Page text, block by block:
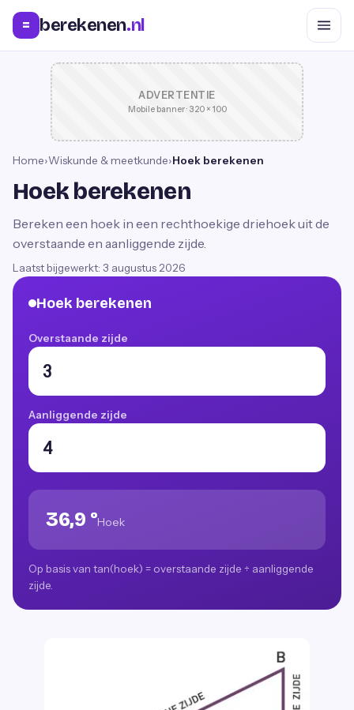
= berekenen.nl
ADVERTENTIE
Mobile banner · 320 × 100
Home›Wiskunde & meetkunde›Hoek berekenen
Hoek berekenen
Bereken een hoek in een rechthoekige driehoek uit de
overstaande en aanliggende zijde.
Laatst bijgewerkt: 3 augustus 2026
Hoek berekenen
Overstaande zijde
Aanliggende zijde
36,9 °Hoek
Op basis van tan(hoek) = overstaande zijde ÷ aanliggende
zijde.